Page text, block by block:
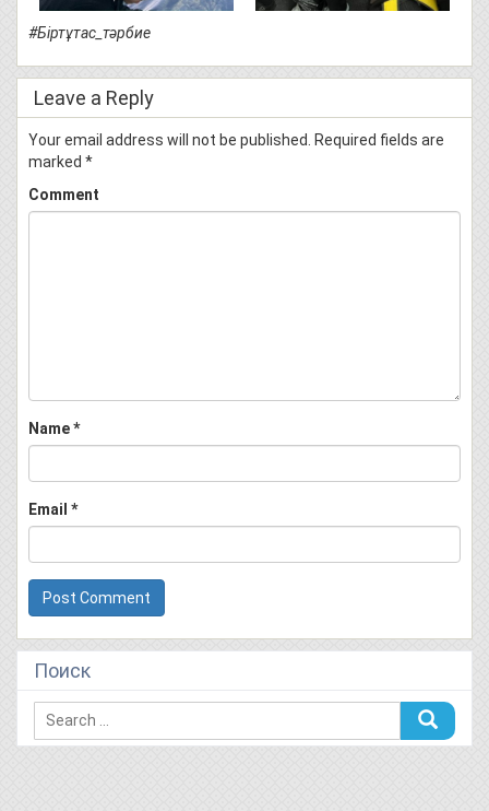
#Біртұтас_тәрбие
Leave a Reply
Your email address will not be published. Required fields are
marked *
Comment
Name*
Email *
Поиск